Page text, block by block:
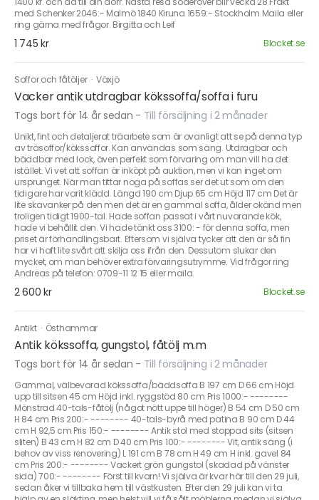
med Schenker 2046:- Malmö 1840 Kiruna 1659:- Stockholm Maila eller
ring gärna med frågor. Birgitta och Leif
1 745 kr Blocket.se
Soffor och fåtöljer · Växjö
Vacker antik utdragbar kökssoffa/soffa i furu
Togs bort för 14 år sedan - Till försäljning i 2 månader
Unikt, fint och detaljerat träarbete som är ovanligt att se på denna typ
av träsoffor/kökssoffor. Kan användas som säng. Utdragbar och
bäddbar med lock, även perfekt som förvaring om man vill ha det
istället. Vi vet att soffan är inköpt på auktion, men vi kan inget om
ursprunget. När man tittar noga på soffas ser det ut som om den
tidigare har varit klädd. Längd 190 cm Djup 65 cm Höjd 117 cm Det är
lite skavanker på den men det är en gammal soffa, ålder okänd men
troligen tidigt 1900-tal. Hade soffan passat i vårt nuvarande kök,
hade vi behållit den. Vi hade tänkt oss 3100: - för denna soffa, men
priset är förhandlingsbart. Eftersom vi själva tycker att den är så fin
har vi haft lite svårt att skilja oss ifrån den. Dessutom slukar den
mycket, om man behöver extra förvaringsutrymme. Vid frågor ring
Andreas på telefon: 0709-11 12 15 eller maila.
2 600 kr Blocket.se
Antikt · Östhammar
Antik kökssoffa, gungstol, fåtölj m.m
Togs bort för 14 år sedan - Till försäljning i 2 månader
Gammal, välbevarad kökssoffa/bäddsoffa B 197 cm D 66 cm Höjd
upp till sitsen 45 cm Höjd inkl. ryggstöd 80 cm Pris 1000:- --------
Mönstrad 40-tals-fåtölj (något nött uppe till höger) B 54 cm D 50 cm
H 84 cm Pris 200:- -------- 40-tals-byrå med patina B 90 cm D 44
cm H 92,5 cm Pris 150:- -------- Antik stol med stoppad sits (sitsen
sliten) B 43 cm H 82 cm D 40 cm Pris 100:- -------- Vit, antik säng (i
behov av viss renovering) L 191 cm B 78 cm H 49 cm H inkl. gavel 84
cm Pris 200:- -------- Vackert grön gungstol (skadad på vänster
sida) 700:- -------- Först till kvarn! Vi själva är kvar här till den 29 juli,
sedan åker vi tillbaka hem till västkusten. Efter den 29 juli kan vi ta